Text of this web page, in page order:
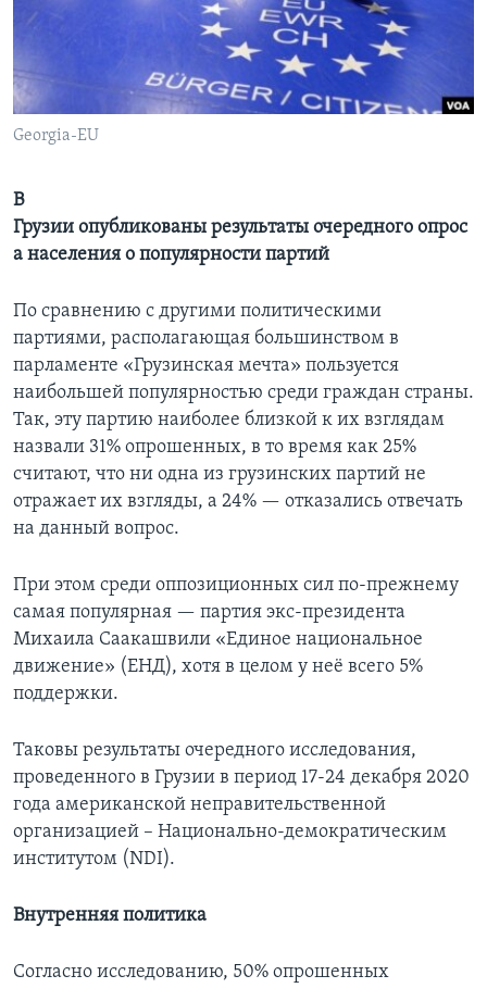
СОЦИАЛЬНЫЕ СЕТИ
Georgia-EU
В
Грузии опубликованы результаты очередного опрос
а населения о популярности партий
По сравнению с другими политическими
партиями, располагающая большинством в
парламенте «Грузинская мечта» пользуется
наибольшей популярностью среди граждан страны.
Так, эту партию наиболее близкой к их взглядам
назвали 31% опрошенных, в то время как 25%
считают, что ни одна из грузинских партий не
отражает их взгляды, а 24% — отказались отвечать
на данный вопрос.
При этом среди оппозиционных сил по-прежнему
самая популярная — партия экс-президента
Михаила Саакашвили «Единое национальное
движение» (ЕНД), хотя в целом у неё всего 5%
поддержки.
Таковы результаты очередного исследования,
проведенного в Грузии в период 17-24 декабря 2020
года американской неправительственной
организацией – Национально-демократическим
институтом (NDI).
Внутренняя политика
Согласно исследованию, 50% опрошенных